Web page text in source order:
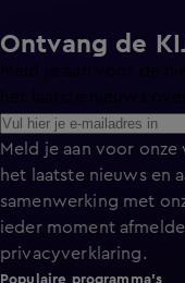
Ontvang de
Meld je aan voor
het laatste nieuws en
samenwerking met
ieder moment
privacyverklaring.
Populaire programma's